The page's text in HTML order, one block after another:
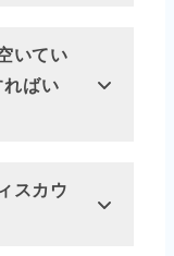
いてい
ばい
スカウ